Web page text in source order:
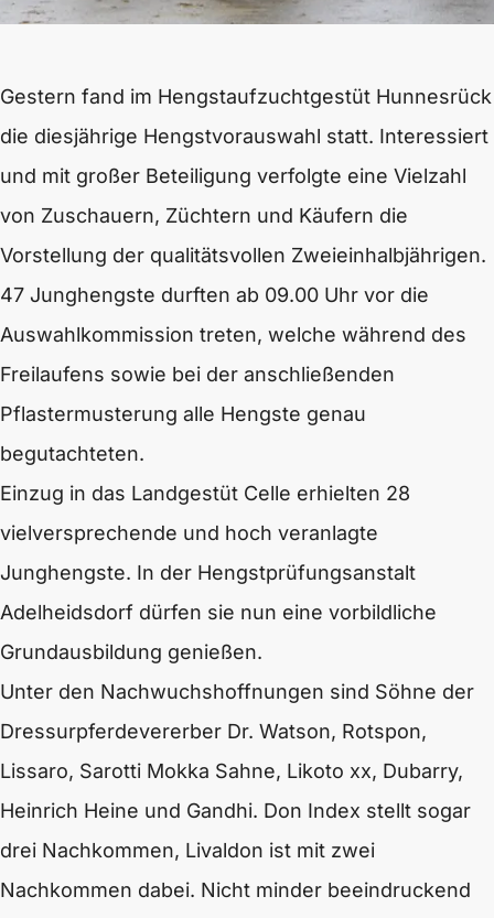
Gestern fand im Hengstaufzuchtgestüt Hunnesrück
die diesjährige Hengstvorauswahl statt. Interessiert
und mit großer Beteiligung verfolgte eine Vielzahl
von Zuschauern, Züchtern und Käufern die
Vorstellung der qualitätsvollen Zweieinhalbjährigen.
47 Junghengste durften ab 09.00 Uhr vor die
Auswahlkommission treten, welche während des
Freilaufens sowie bei der anschließenden
Pflastermusterung alle Hengste genau
begutachteten.
Einzug in das Landgestüt Celle erhielten 28
vielversprechende und hoch veranlagte
Junghengste. In der Hengstprüfungsanstalt
Adelheidsdorf dürfen sie nun eine vorbildliche
Grundausbildung genießen.
Unter den Nachwuchshoffnungen sind Söhne der
Dressurpferdevererber Dr. Watson, Rotspon,
Lissaro, Sarotti Mokka Sahne, Likoto xx, Dubarry,
Heinrich Heine und Gandhi. Don Index stellt sogar
drei Nachkommen, Livaldon ist mit zwei
Nachkommen dabei. Nicht minder beeindruckend